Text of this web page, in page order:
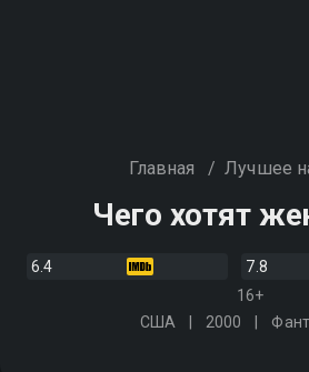
Главная / Лучшее
Чего хотят
6.4
7.8
16+
США
2000